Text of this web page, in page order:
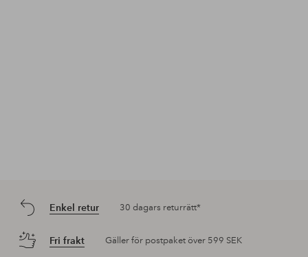
Enkel retur 30 dagars returrätt*
Fri frakt Gäller för postpaket över 599 SEK